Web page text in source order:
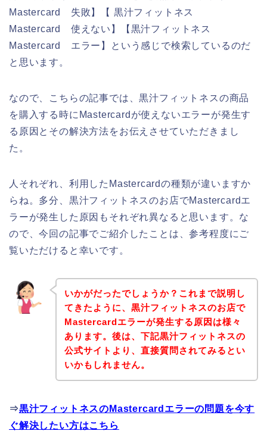
Mastercard 失敗】【 黒汁フィットネス
Mastercard 使えない】【黒汁フィットネス
Mastercard エラー】という感じで検索しているのだ
と思います。
なので、こちらの記事では、黒汁フィットネスの商品
を購入する時にMastercardが使えないエラーが発生す
る原因とその解決方法をお伝えさせていただきまし
た。
人それぞれ、利用したMastercardの種類が違いますか
らね。多分、黒汁フィットネスのお店でMastercardエ
ラーが発生した原因もそれぞれ異なると思います。な
ので、今回の記事でご紹介したことは、参考程度にご
覧いただけると幸いです。
いかがだったでしょうか？これまで説明し
てきたように、黒汁フィットネスのお店で
Mastercardエラーが発生する原因は様々
あります。後は、下記黒汁フィットネスの
公式サイトより、直接質問されてみるとい
いかもしれません。
⇒黒汁フィットネスのMastercardエラーの問題を今す
ぐ解決したい方はこちら